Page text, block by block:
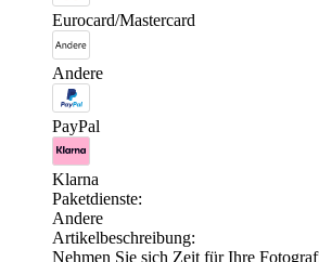
Eurocard/Mastercard
Andere
PayPal
Klarna
Paketdienste:
Andere
Artikelbeschreibung:
Nehmen Sie sich Zeit für Ihre